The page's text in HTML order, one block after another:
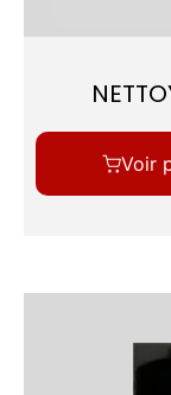
Voir